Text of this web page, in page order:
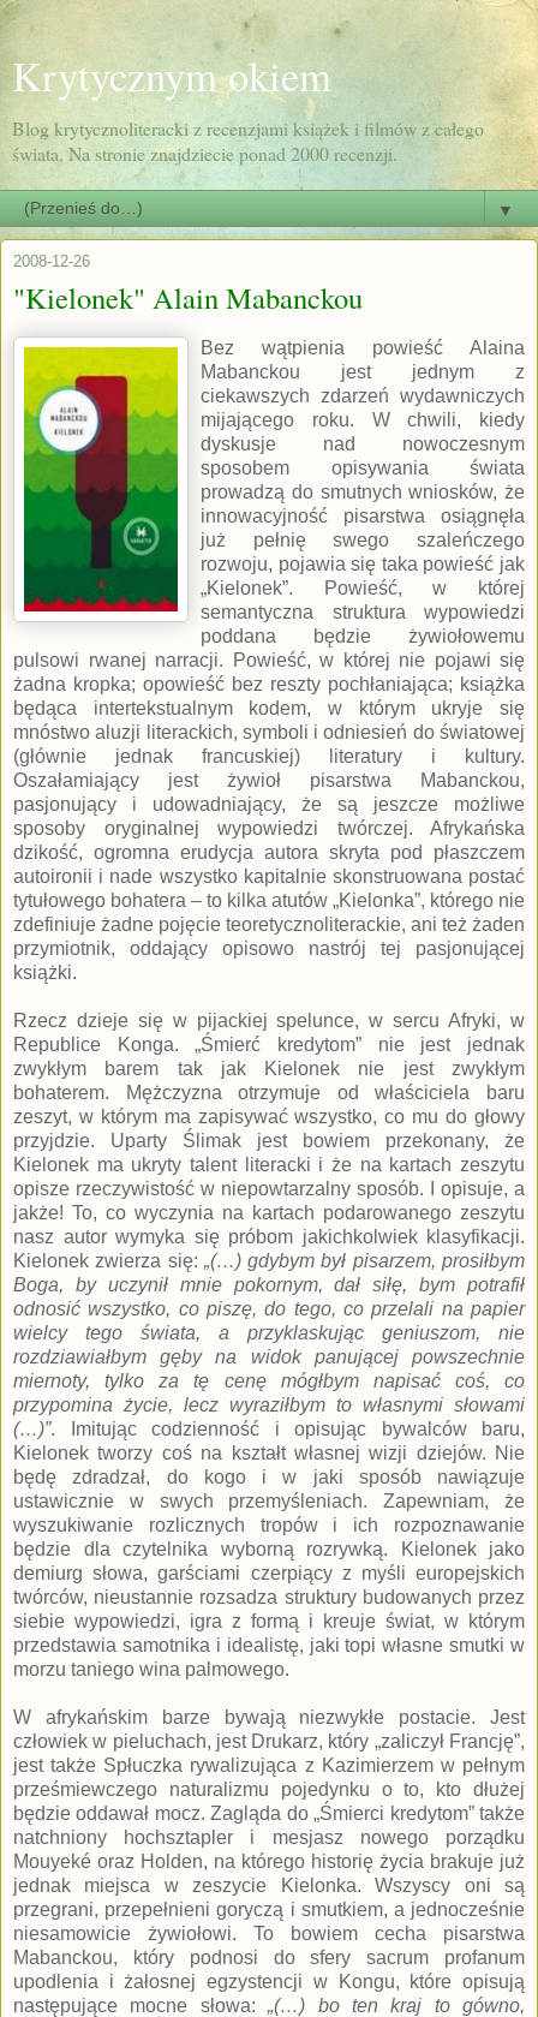
Krytycznym okiem
Blog krytycznoliteracki z recenzjami książek i filmów z całego
świata. Na stronie znajdziecie ponad 2000 recenzji.
▼
2008-12-26
"Kielonek" Alain Mabanckou
Bez wątpienia powieść Alaina
Mabanckou jest jednym z
ciekawszych zdarzeń wydawniczych
mijającego roku. W chwili, kiedy
dyskusje nad nowoczesnym
sposobem opisywania świata
prowadzą do smutnych wniosków, że
innowacyjność pisarstwa osiągnęła
już pełnię swego szaleńczego
rozwoju, pojawia się taka powieść jak
„Kielonek”. Powieść, w której
semantyczna struktura wypowiedzi
poddana będzie żywiołowemu
pulsowi rwanej narracji. Powieść, w której nie pojawi się
żadna kropka; opowieść bez reszty pochłaniająca; książka
będąca intertekstualnym kodem, w którym ukryje się
mnóstwo aluzji literackich, symboli i odniesień do światowej
(głównie jednak francuskiej) literatury i kultury.
Oszałamiający jest żywioł pisarstwa Mabanckou,
pasjonujący i udowadniający, że są jeszcze możliwe
sposoby oryginalnej wypowiedzi twórczej. Afrykańska
dzikość, ogromna erudycja autora skryta pod płaszczem
autoironii i nade wszystko kapitalnie skonstruowana postać
tytułowego bohatera – to kilka atutów „Kielonka”, którego nie
zdefiniuje żadne pojęcie teoretycznoliterackie, ani też żaden
przymiotnik, oddający opisowo nastrój tej pasjonującej
książki.
Rzecz dzieje się w pijackiej spelunce, w sercu Afryki, w
Republice Konga. „Śmierć kredytom” nie jest jednak
zwykłym barem tak jak Kielonek nie jest zwykłym
bohaterem. Mężczyzna otrzymuje od właściciela baru
zeszyt, w którym ma zapisywać wszystko, co mu do głowy
przyjdzie. Uparty Ślimak jest bowiem przekonany, że
Kielonek ma ukryty talent literacki i że na kartach zeszytu
opisze rzeczywistość w niepowtarzalny sposób. I opisuje, a
jakże! To, co wyczynia na kartach podarowanego zeszytu
nasz autor wymyka się próbom jakichkolwiek klasyfikacji.
Kielonek zwierza się: „(…) gdybym był pisarzem, prosiłbym
Boga, by uczynił mnie pokornym, dał siłę, bym potrafił
odnosić wszystko, co piszę, do tego, co przelali na papier
wielcy tego świata, a przyklaskując geniuszom, nie
rozdziawiałbym gęby na widok panującej powszechnie
miernoty, tylko za tę cenę mógłbym napisać coś, co
przypomina życie, lecz wyraziłbym to własnymi słowami
(…)”. Imitując codzienność i opisując bywalców baru,
Kielonek tworzy coś na kształt własnej wizji dziejów. Nie
będę zdradzał, do kogo i w jaki sposób nawiązuje
ustawicznie w swych przemyśleniach. Zapewniam, że
wyszukiwanie rozlicznych tropów i ich rozpoznawanie
będzie dla czytelnika wyborną rozrywką. Kielonek jako
demiurg słowa, garściami czerpiący z myśli europejskich
twórców, nieustannie rozsadza struktury budowanych przez
siebie wypowiedzi, igra z formą i kreuje świat, w którym
przedstawia samotnika i idealistę, jaki topi własne smutki w
morzu taniego wina palmowego.
W afrykańskim barze bywają niezwykłe postacie. Jest
człowiek w pieluchach, jest Drukarz, który „zaliczył Francję”,
jest także Spłuczka rywalizująca z Kazimierzem w pełnym
prześmiewczego naturalizmu pojedynku o to, kto dłużej
będzie oddawał mocz. Zagląda do „Śmierci kredytom” także
natchniony hochsztapler i mesjasz nowego porządku
Mouyeké oraz Holden, na którego historię życia brakuje już
jednak miejsca w zeszycie Kielonka. Wszyscy oni są
przegrani, przepełnieni goryczą i smutkiem, a jednocześnie
niesamowicie żywiołowi. To bowiem cecha pisarstwa
Mabanckou, który podnosi do sfery sacrum profanum
upodlenia i żałosnej egzystencji w Kongu, które opisują
następujące mocne słowa:„(…) bo ten kraj to gówno,